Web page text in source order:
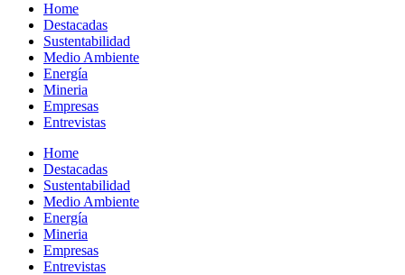
Home
Destacadas
Sustentabilidad
Medio Ambiente
Energía
Mineria
Empresas
Entrevistas
Menu
Home
Destacadas
Sustentabilidad
Medio Ambiente
Energía
Mineria
Empresas
Entrevistas